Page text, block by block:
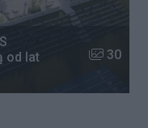
od lat
Liczba
30